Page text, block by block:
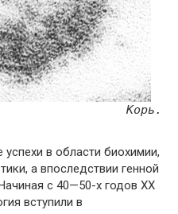
Корь.
в области биохимии,
а впоследствии генной
с 40—50-х годов XX
вступили в